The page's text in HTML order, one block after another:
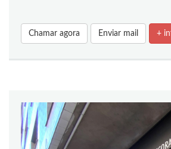
Chamar agora Enviar mail +